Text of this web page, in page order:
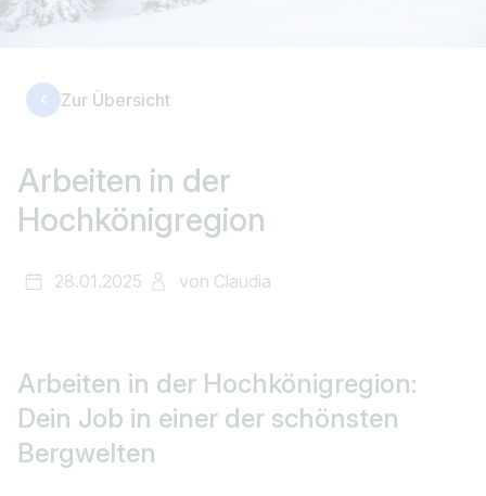
Zur Übersicht
Arbeiten in der
Hochkönigregion
28.01.2025 von Claudia
Arbeiten in der Hochkönigregion:
Dein Job in einer der schönsten
Bergwelten